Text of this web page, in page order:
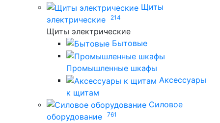
Щиты
электрические
214
Щиты электрические
Бытовые
Промышленные шкафы
Аксессуары
к щитам
Силовое
оборудование
761